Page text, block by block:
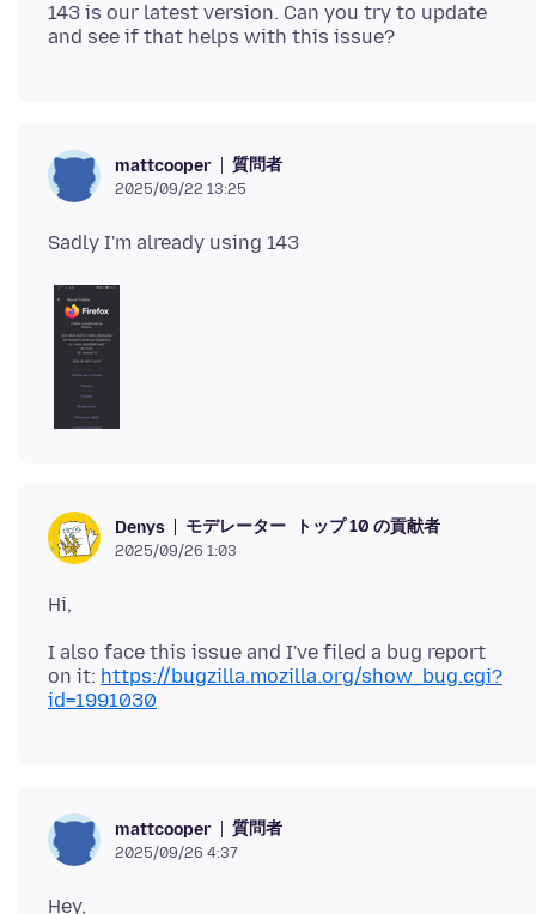
143 is our latest version. Can you try to update
mattcooper 質問者
2025/09/22 13:25
Denys モデレーター トップ 10 の貢献者
2025/09/26 1:03
I also face this issue and I've filed a bug report
on it: https://bugzilla.mozilla.org/show_bug.cgi?
id=1991030
mattcooper 質問者
2025/09/26 4:37